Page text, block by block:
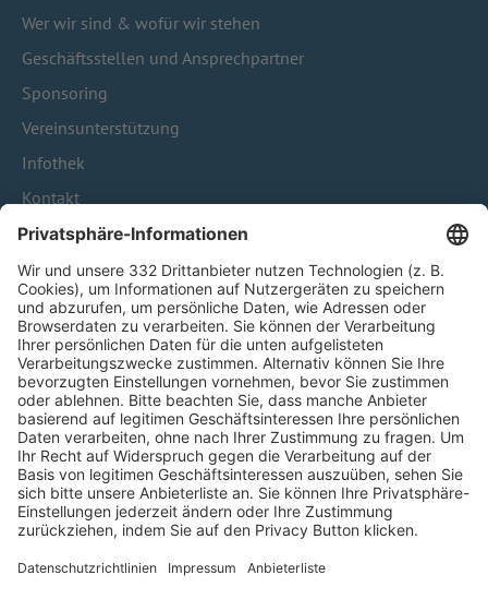
Wer wir sind & wofür wir stehen
Geschäftsstellen und Ansprechpartner
Sponsoring
Vereinsunterstützung
Infothek
Kontakt
HÄUFIG BESUCHTE SEITEN
Pässe und Vereinswechsel
Trainerausbildung
Schulungsangebot Vereinsmitarbeiter
BFV-Geschäftsstellen
Trainerbörse
Login SpielPlus
FOLGE DEM BFV